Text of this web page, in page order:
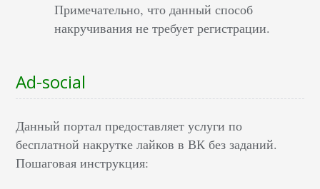
Примечательно, что данный способ
накручивания не требует регистрации.
Ad-social
Данный портал предоставляет услуги по
бесплатной накрутке лайков в ВК без заданий.
Пошаговая инструкция: